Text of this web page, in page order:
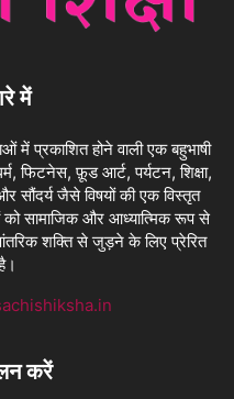
में
में प्रकाशित होने वाली एक बहुभाषी
फिटनेस, फ़ूड आर्ट, पर्यटन, शिक्षा,
जैसे विषयों की एक विस्तृत
को सामाजिक और आध्यात्मिक रूप से
शक्ति से जुड़ने के लिए प्रेरित
करें